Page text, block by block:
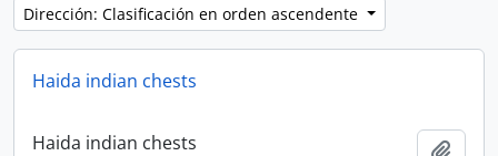
Dirección: Clasificación en orden ascendente
Haida indian chests
Haida indian chests